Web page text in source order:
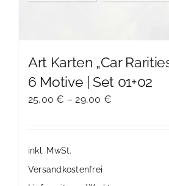
Art Karten „Car
6 Motive | Set 01+02
25,00€ –29,00 €
inkl. MwSt.
Versandkostenfrei